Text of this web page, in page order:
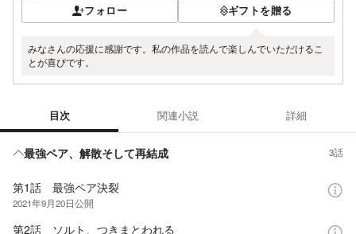
フォロー ギフトを贈る
みなさんの応援に感謝です。私の作品を読んで楽しんでいただけるこ
とが喜びです。
目次 関連小説 詳細
最強ペア、解散そして再結成 3話
第1話 最強ペア決裂
2021年9月20日公開
第2話 ソルト、つきまとわれる